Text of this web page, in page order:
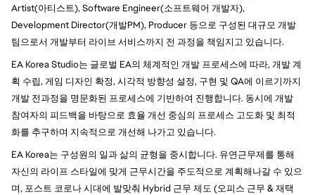
Artist(아티스트), Software Engineer(소프트웨어 개발자),
Development Director(개발PM), Producer 등으로 구성된 대규모 개발
팀으로서 개발부터 라이브 서비스까지 전 과정을 책임지고 있습니다.
EA Korea Studio는 글로벌 EA의 체계적인 개발 프로세스에 따라, 개발 계
획 수립, 게임 디자인 확정, 시각적 방향성 설정, 구현 및 QA에 이르기까지
개발 전과정을 명문화된 프로세스에 기반하여 진행합니다. 동시에 개발
참여자의 피드백을 바탕으로 효율 개선 중심의 프로세스 고도화 및 최적
화를 추구하며 지속적으로 개선해 나가고 있습니다.
EA Korea는 구성원의 일과 삶의 균형을 중시합니다. 유연근무제를 통해
자신의 라이프 스타일에 맞게 근무시간을 주도적으로 계획해나갈 수 있으
며, 포스트 코로나 시대에 발맞춰 Hybrid 근무 제도 (오피스 근무 & 재택